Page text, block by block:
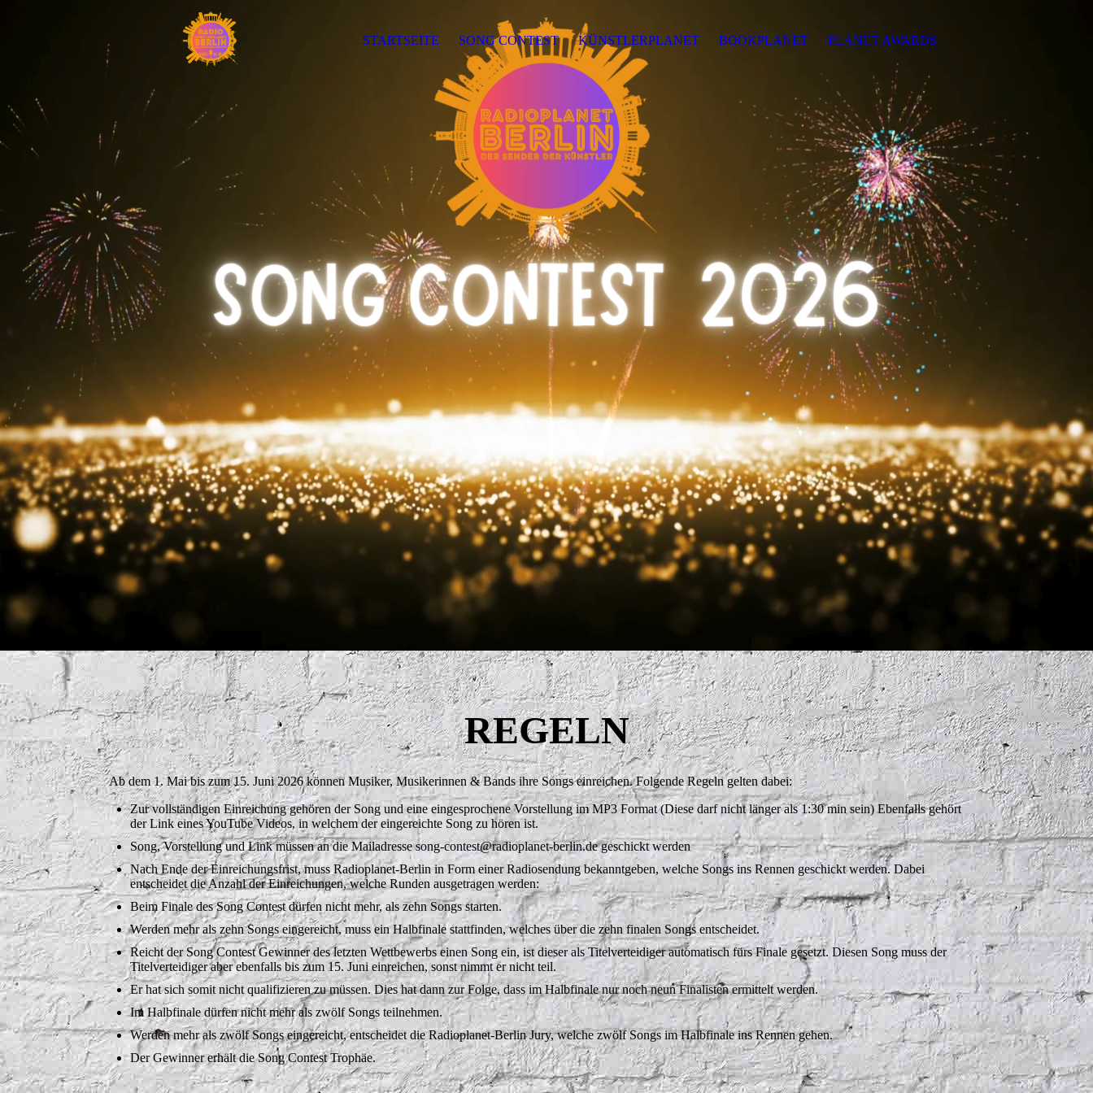
STARTSEITE SONG CONTEST KÜNSTLERPLANET BOOKPLANET PLANET AWARDS
REGELN
Ab dem 1. Mai bis zum 15. Juni 2026 können Musiker, Musikerinnen & Bands ihre Songs einreichen. Folgende Regeln gelten dabei:
Zur vollständigen Einreichung gehören der Song und eine eingesprochene Vorstellung im MP3 Format (Diese darf nicht länger als 1:30 min sein) Ebenfalls gehört
der Link eines YouTube Videos, in welchem der eingereichte Song zu hören ist.
Song, Vorstellung und Link müssen an die Mailadresse song-contest@radioplanet-berlin.de geschickt werden
Nach Ende der Einreichungsfrist, muss Radioplanet-Berlin in Form einer Radiosendung bekanntgeben, welche Songs ins Rennen geschickt werden. Dabei
entscheidet die Anzahl der Einreichungen, welche Runden ausgetragen werden:
Beim Finale des Song Contest dürfen nicht mehr, als zehn Songs starten.
Werden mehr als zehn Songs eingereicht, muss ein Halbfinale stattfinden, welches über die zehn finalen Songs entscheidet.
Reicht der Song Contest Gewinner des letzten Wettbewerbs einen Song ein, ist dieser als Titelverteidiger automatisch fürs Finale gesetzt. Diesen Song muss der
Titelverteidiger aber ebenfalls bis zum 15. Juni einreichen, sonst nimmt er nicht teil.
Er hat sich somit nicht qualifizieren zu müssen. Dies hat dann zur Folge, dass im Halbfinale nur noch neun Finalisten ermittelt werden.
Im Halbfinale dürfen nicht mehr als zwölf Songs teilnehmen.
Werden mehr als zwölf Songs eingereicht, entscheidet die Radioplanet-Berlin Jury, welche zwölf Songs im Halbfinale ins Rennen gehen.
Der Gewinner erhält die Song Contest Trophäe.